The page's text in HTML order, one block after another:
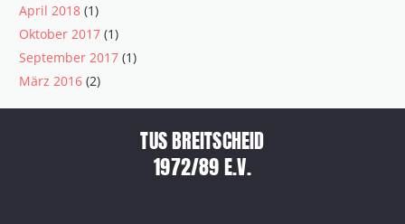
April 2018 (1)
Oktober 2017 (1)
September 2017 (1)
März 2016 (2)
TUS BREITSCHEID
1972/89 E.V.